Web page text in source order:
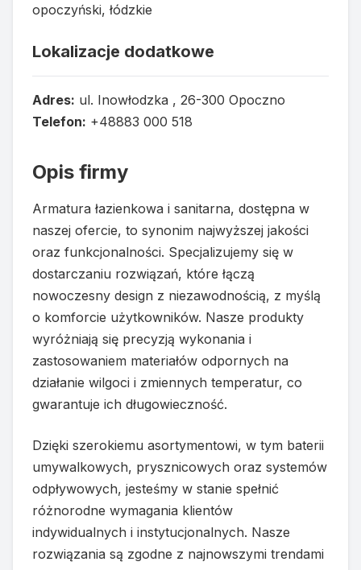
opoczyński, łódzkie
Lokalizacje dodatkowe
Adres: ul. Inowłodzka , 26-300 Opoczno
Telefon: +48883 000 518
Opis firmy
Armatura łazienkowa i sanitarna, dostępna w
naszej ofercie, to synonim najwyższej jakości
oraz funkcjonalności. Specjalizujemy się w
dostarczaniu rozwiązań, które łączą
nowoczesny design z niezawodnością, z myślą
o komforcie użytkowników. Nasze produkty
wyróżniają się precyzją wykonania i
zastosowaniem materiałów odpornych na
działanie wilgoci i zmiennych temperatur, co
gwarantuje ich długowieczność.
Dzięki szerokiemu asortymentowi, w tym baterii
umywalkowych, prysznicowych oraz systemów
odpływowych, jesteśmy w stanie spełnić
różnorodne wymagania klientów
indywidualnych i instytucjonalnych. Nasze
rozwiązania są zgodne z najnowszymi trendami